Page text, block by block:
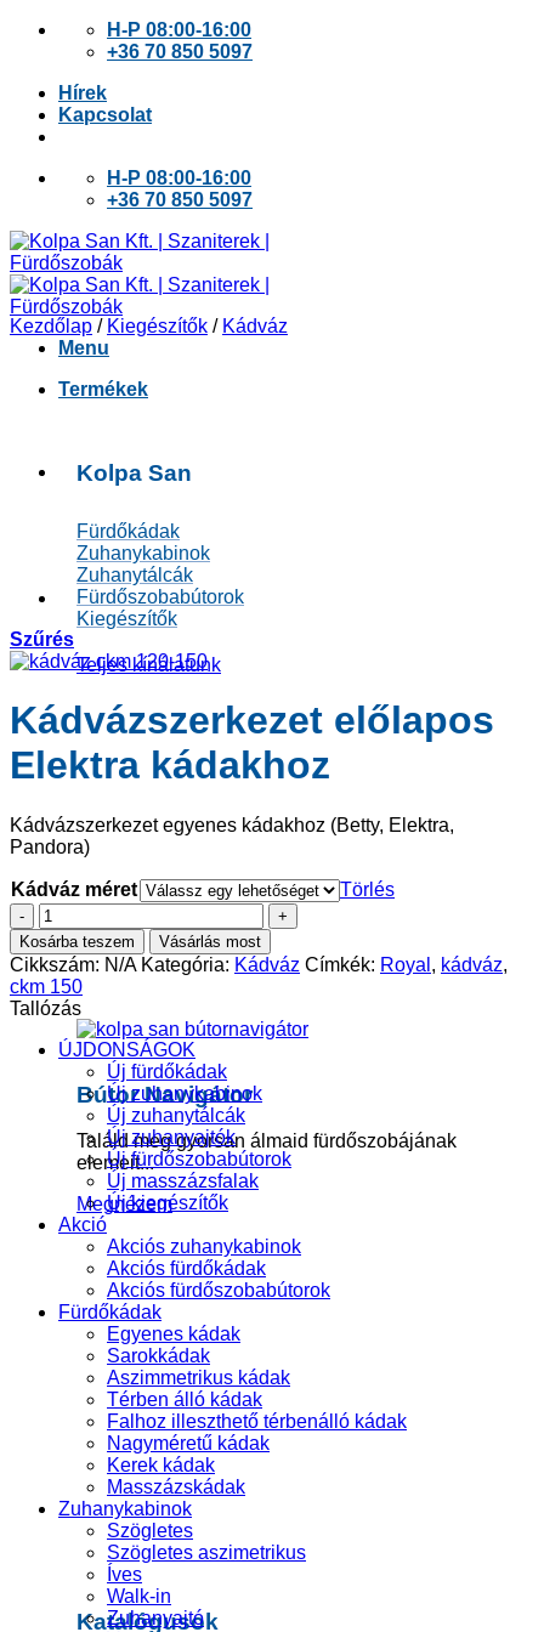
Skip
H-P 08:00-16:00
+36 70 850 5097
Hírek
Kapcsolat
H-P 08:00-16:00
+36 70 850 5097
Menu
Termékek
Kolpa San
Fürdőkádak
Zuhanykabinok
Zuhanytálcák
Fürdőszobabútorok
Kiegészítők
Teljes kínálatunk
Bútor Navigátor
Találd meg gyorsan álmaid fürdőszobájának
elemeit...
Megnézem
Katalógusok
Kezdőlap / Kiegészítők / Kádváz
Szűrés
Kádvázszerkezet előlapos
Elektra kádakhoz
Kádvázszerkezet egyenes kádakhoz (Betty, Elektra,
Pandora)
Kádváz méret
Törlés
Kádvázszerkezet
előlapos
Elektra
kádakhoz
mennyiség
Kosárba teszem Vásárlás most
Cikkszám: N/A Kategória: Kádváz Címkék: Royal , kádváz,
ckm 150
Tallózás
ÚJDONSÁGOK
Új fürdőkádak
Új zuhanykabinok
Új zuhanytálcák
Új zuhanyajtók
Új fürdőszobabútorok
Új masszázsfalak
Új kiegészítők
Akció
Akciós zuhanykabinok
Akciós fürdőkádak
Akciós fürdőszobabútorok
Fürdőkádak
Egyenes kádak
Sarokkádak
Aszimmetrikus kádak
Térben álló kádak
Falhoz illeszthető térbenálló kádak
Nagyméretű kádak
Kerek kádak
Masszázskádak
Zuhanykabinok
Szögletes
Szögletes aszimetrikus
Íves
Walk-in
Zuhanyajtó